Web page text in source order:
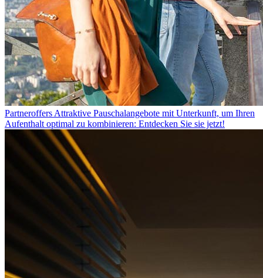
Partneroffers Attraktive Pauschalangebote mit Unterkunft, um Ihren
Aufenthalt optimal zu kombinieren: Entdecken Sie sie jetzt!